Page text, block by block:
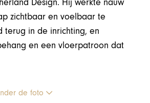
Design. Hij werkte nauw
zichtbaar en voelbaar te
terug in de inrichting, en
en een vloerpatroon dat
de foto